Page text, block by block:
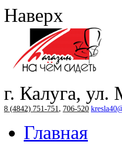
Наверх
г. Калуга,
8 (4842) 751-751 , 706-520
Главная